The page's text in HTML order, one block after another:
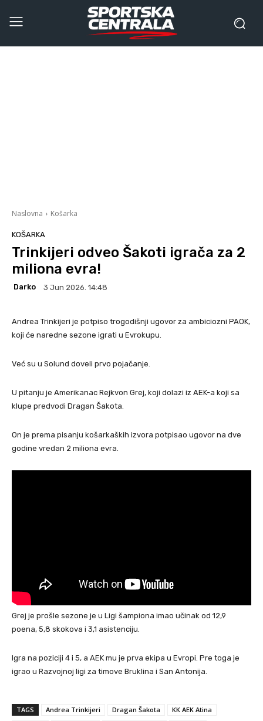
Naslovna Košarka
KOŠARKA
Trinkijeri odveo Šakoti igrača za 2
miliona evra!
Darko 3 Jun 2026. 14:48
Andrea Trinkijeri je potpiso trogodišnji ugovor za ambiciozni PAOK,
koji će naredne sezone igrati u Evrokupu.
Već su u Solund doveli prvo pojačanje.
U pitanju je Amerikanac Rejkvon Grej, koji dolazi iz AEK-a koji sa
klupe predvodi Dragan Šakota.
On je prema pisanju košarkaških izvora potpisao ugovor na dve
godine vredan 2 miliona evra.
Grej je prošle sezone je u Ligi šampiona imao učinak od 12,9
poena, 5,8 skokova i 3,1 asistenciju.
Igra na poziciji 4 i 5, a AEK mu je prva ekipa u Evropi. Pre toga je
igrao u Razvojnoj ligi za timove Bruklina i San Antonija.
TAGS Andrea Trinkijeri Dragan Šakota
KK AEK Atina